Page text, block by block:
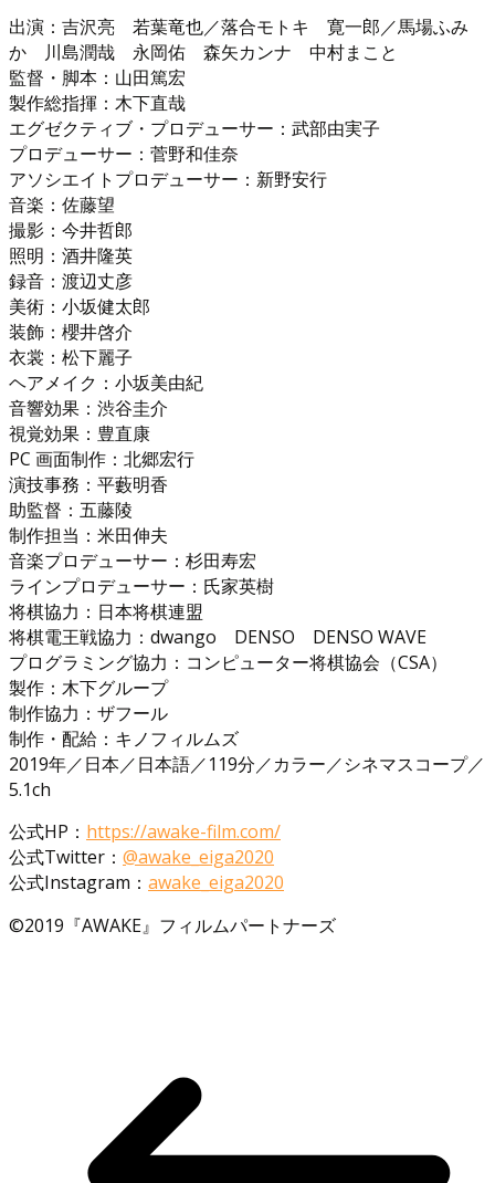
出演：吉沢亮 若葉竜也／落合モトキ 寛一郎／馬場ふみ
か 川島潤哉 永岡佑 森矢カンナ 中村まこと
監督・脚本：山田篤宏
製作総指揮：木下直哉
エグゼクティブ・プロデューサー：武部由実子
プロデューサー：菅野和佳奈
アソシエイトプロデューサー：新野安行
音楽：佐藤望
撮影：今井哲郎
照明：酒井隆英
録音：渡辺丈彦
美術：小坂健太郎
装飾：櫻井啓介
衣裳：松下麗子
ヘアメイク：小坂美由紀
音響効果：渋谷圭介
視覚効果：豊直康
PC 画面制作：北郷宏行
演技事務：平藪明香
助監督：五藤陵
制作担当：米田伸夫
音楽プロデューサー：杉田寿宏
ラインプロデューサー：氏家英樹
将棋協力：日本将棋連盟
将棋電王戦協力：dwango DENSO DENSO WAVE
プログラミング協力：コンピューター将棋協会（CSA）
製作：木下グループ
制作協力：ザフール
制作・配給：キノフィルムズ
2019年／日本／日本語／119分／カラー／シネマスコープ／
5.1ch
公式HP： https://awake-film.com/
公式Twitter： @awake_eiga2020
公式Instagram： awake_eiga2020
©2019『AWAKE』フィルムパートナーズ